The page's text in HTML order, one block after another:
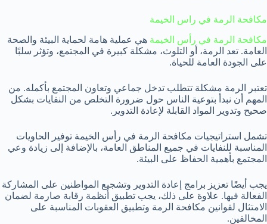
مكافحة الرمة في راس الخيمة
مكافحة الرمة في رأس الخيمة هي عملية هامة لحماية البيئة والصحة
العامة. تعد الرمة، أو التلوث، مشكلة كبيرة في المجتمع، وتؤثر سلبًا
على الجودة العامة للحياة.
تعتبر الرمة مشكلة تتطلب تدخل جماعي وتعاون المجتمع بأكمله. من
المهم أن نبدأ بتوعية الناس حول ضرورة التخلص من النفايات بشكل
صحيح وتدوير المواد القابلة لإعادة التدوير.
تشمل استراتيجيات مكافحة الرمة في رأس الخيمة توفير الحاويات
المناسبة للنفايات في جميع المناطق العامة، بالإضافة إلى زيادة وعي
المجتمع بأهمية الحفاظ على البيئة.
يجب أيضًا تعزيز برامج إعادة التدوير وتشجيع المواطنين على المشاركة
الفعالة فيها. علاوة على ذلك، يجب تطبيق أنظمة رقابة صارمة لضمان
الامتثال لقوانين مكافحة الرمة وتطبيق العقوبات المناسبة على
المخالفين.